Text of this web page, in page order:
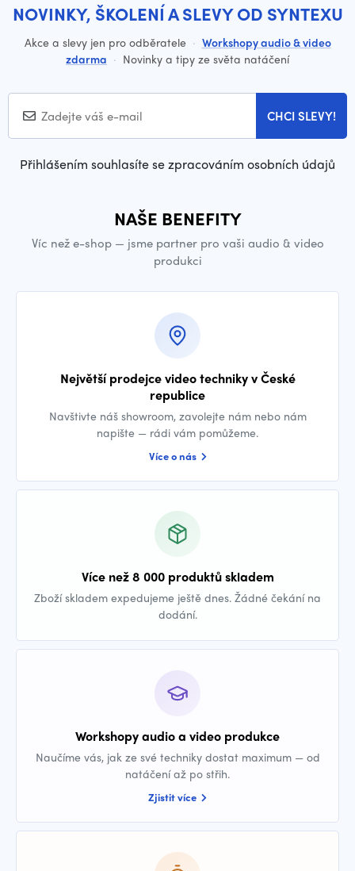
NOVINKY, ŠKOLENÍ A SLEVY OD SYNTEXU
Akce a slevy jen pro odběratele · Workshopy audio & video
zdarma · Novinky a tipy ze světa natáčení
CHCI SLEVY!
Přihlášením souhlasíte se zpracováním osobních údajů
NAŠE BENEFITY
Víc než e-shop — jsme partner pro vaši audio & video
produkci
Největší prodejce video techniky v České
republice
Navštivte náš showroom, zavolejte nám nebo nám
napište — rádi vám pomůžeme.
Více o nás
Více než 8 000 produktů skladem
Zboží skladem expedujeme ještě dnes. Žádné čekání na
dodání.
Workshopy audio a video produkce
Naučíme vás, jak ze své techniky dostat maximum — od
natáčení až po střih.
Zjistit více